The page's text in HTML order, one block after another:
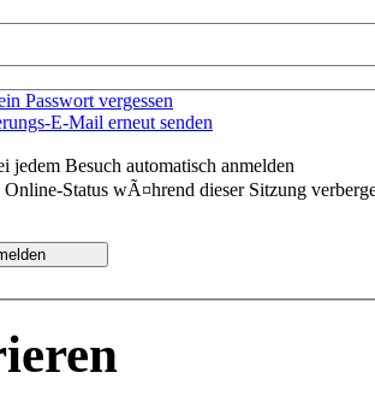
Passwort vergessen
E-Mail erneut senden
jedem Besuch automatisch anmelden
Status wÃ¤hrend dieser Sitzung